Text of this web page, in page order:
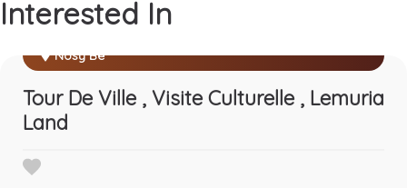
Interested In
Next Departure Août 08Août 09Août 10
Nosy Be
Tour De Ville , Visite Culturelle , Lemuria
Land